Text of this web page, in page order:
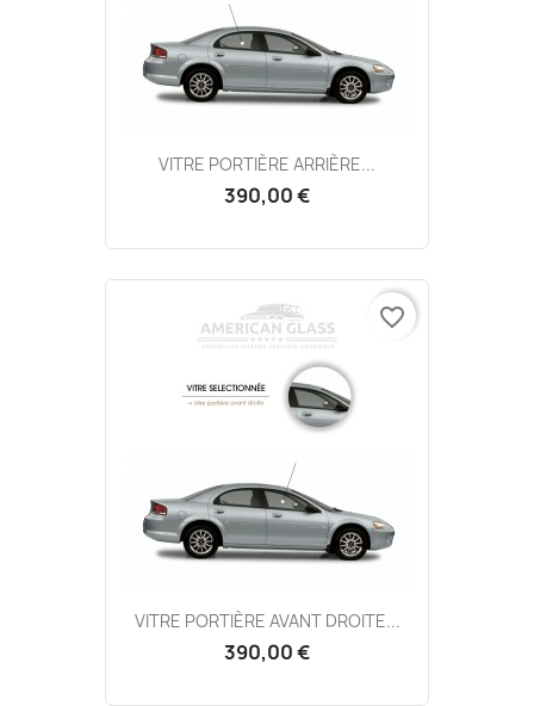
VITRE PORTIÈRE ARRIÈRE...
390,00 €
VITRE PORTIÈRE AVANT DROITE...
390,00 €
favorite_border